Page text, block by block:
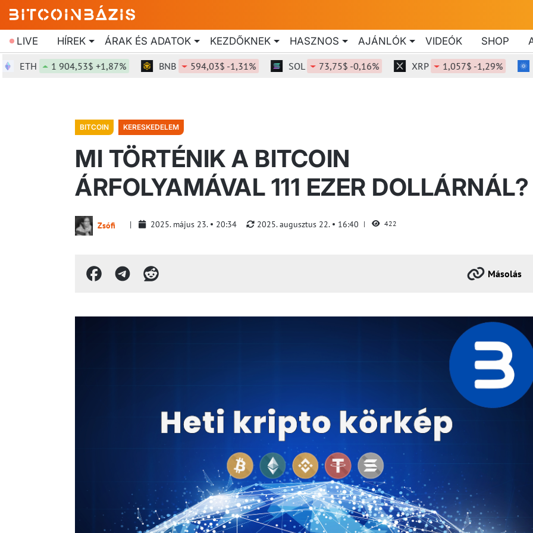
LIVE HÍREK ÁRAK ÉS ADATOK KEZDŐKNEK HASZNOS AJÁNLÓK VIDEÓK SHOP
1 904,53$ +1,87% BNB 594,03$ -1,31% SOL 73,75$ -0,16% XRP 1,057$ -1,29% ADA
BITCOIN KERESKEDELEM
MI TÖRTÉNIK A BITCOIN
ÁRFOLYAMÁVAL 111 EZER DOLLÁRNÁL?
Zsófi 2025. május 23. 20:34 2025. augusztus 22. 16:40 422
Másolás